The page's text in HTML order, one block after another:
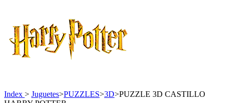
Index > Juguetes>PUZZLES>3D>PUZZLE 3D CASTILLO